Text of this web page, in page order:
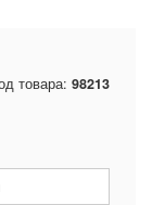
товара: 98213